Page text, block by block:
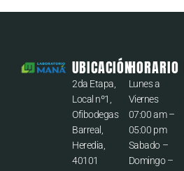
UBICACIÓN
2da Etapa,
Local nº1,
Ofibodegas
Barreal,
Heredia,
40101
HORARIO
Lunes a
Viernes
07:00 am –
05:00 pm
Sabado –
Domingo –